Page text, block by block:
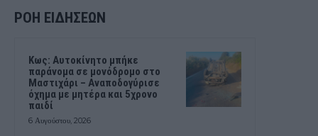
ΡΟΗ ΕΙΔΗΣΕΩΝ
Kως: Αυτοκίνητο μπήκε
παράνομα σε μονόδρομο στο
Μαστιχάρι – Αναποδογύρισε
όχημα με μητέρα και 5χρονο
παιδί
6 Αυγούστου, 2026